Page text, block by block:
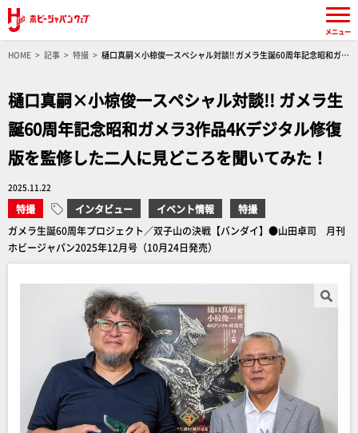
HOME 記事 特撮
樋口真嗣×小椋俊一スペシャル対談!! ガメラ生誕60周年記念昭和ガメ
樋口真嗣×小椋俊一スペシャル対談!! ガメラ生
誕60周年記念昭和ガメラ3作品4Kデジタル修復
版を監修した二人に見どころを聞いてみた！
2025.11.22
特撮 インタビュー イベント情報
特撮
ガメラ生誕60周年プロジェクト／双子山の決戦【バンダイ】●山田卓司 月刊
ホビージャパン2025年12月号（10月24日発売）
メニュー